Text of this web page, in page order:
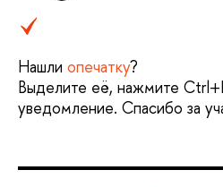
Нашли опечатку?
Выделите её, нажмите
уведомление. Спасибо за